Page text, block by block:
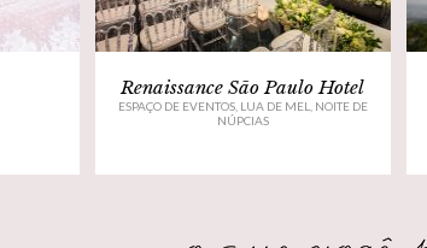
Renaissance São Paulo Hotel
ESPAÇO DE EVENTOS, LUA DE MEL, NOITE DE
NÚPCIAS